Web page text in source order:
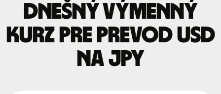
Dnešný výmenný
kurz pre prevod USD
na JPY